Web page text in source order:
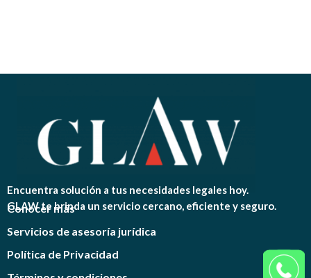
Encuentra solución a tus necesidades legales hoy.
GLAW te brinda un servicio cercano, eficiente y seguro.
Conocer más
Servicios de asesoría jurídica
Política de Privacidad